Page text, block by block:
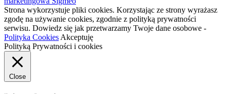
Strona wykorzystuje pliki cookies. Korzystając ze strony wyrażasz
zgodę na używanie cookies, zgodnie z polityką prywatności
serwisu. Dowiedz się jak przetwarzamy Twoje dane osobowe -
Polityka Cookies Akceptuję
Polityką Prywatności i cookies
Close